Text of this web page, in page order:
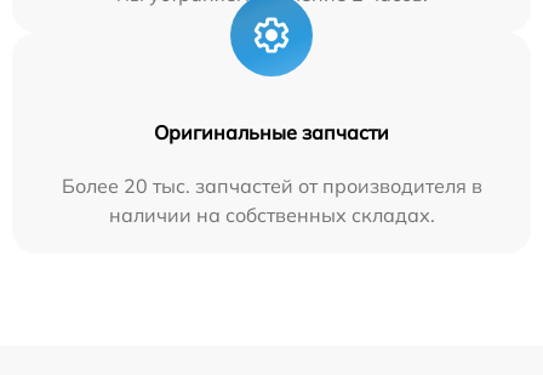
Оригинальные запчасти
Более 20 тыс. запчастей от производителя в
наличии на собственных складах.